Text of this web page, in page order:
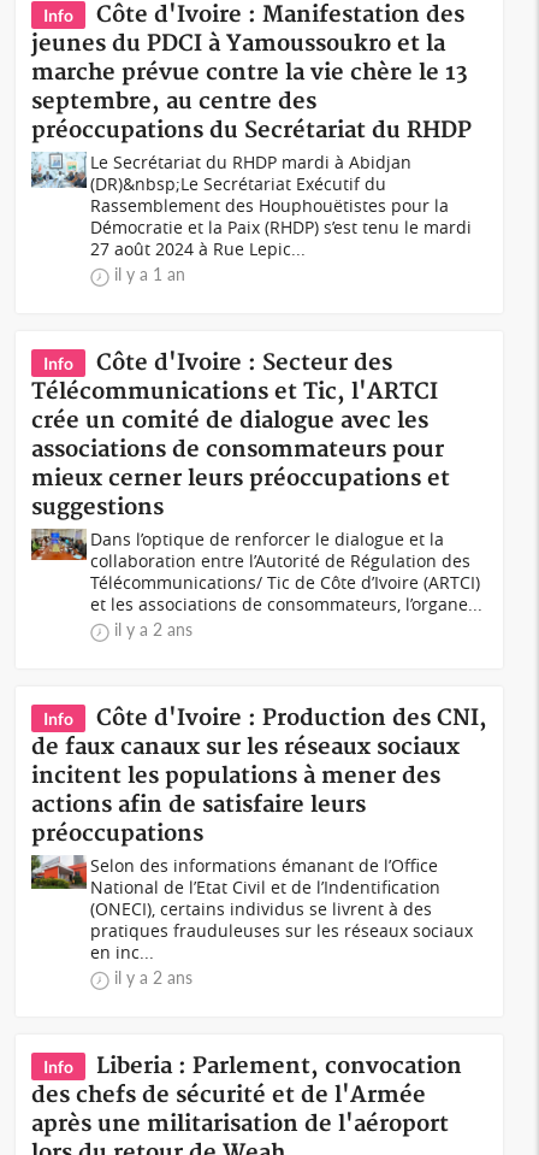
Info
Côte d'Ivoire : Manifestation des
jeunes du PDCI à Yamoussoukro et la
marche prévue contre la vie chère le 13
septembre, au centre des
préoccupations du Secrétariat du RHDP
Le Secrétariat du RHDP mardi à Abidjan
(DR)&nbsp;Le Secrétariat Exécutif du
Rassemblement des Houphouëtistes pour la
Démocratie et la Paix (RHDP) s’est tenu le mardi
27 août 2024 à Rue Lepic...
il y a 1 an
Info
Côte d'Ivoire : Secteur des
Télécommunications et Tic, l'ARTCI
crée un comité de dialogue avec les
associations de consommateurs pour
mieux cerner leurs préoccupations et
suggestions
Dans l’optique de renforcer le dialogue et la
collaboration entre l’Autorité de Régulation des
Télécommunications/ Tic de Côte d’Ivoire (ARTCI)
et les associations de consommateurs, l’organe...
il y a 2 ans
Info
Côte d'Ivoire : Production des CNI,
de faux canaux sur les réseaux sociaux
incitent les populations à mener des
actions afin de satisfaire leurs
préoccupations
Selon des informations émanant de l’Office
National de l’Etat Civil et de l’Indentification
(ONECI), certains individus se livrent à des
pratiques frauduleuses sur les réseaux sociaux
en inc...
il y a 2 ans
Info
Liberia : Parlement, convocation
des chefs de sécurité et de l'Armée
après une militarisation de l'aéroport